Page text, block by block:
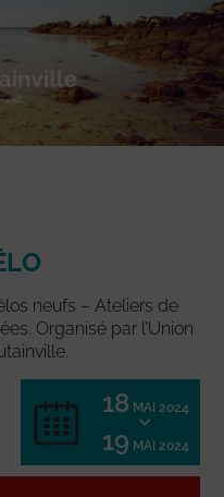
neufs – Ateliers de
Organisé par l’Union
18 MAI 2024
19 MAI 2024